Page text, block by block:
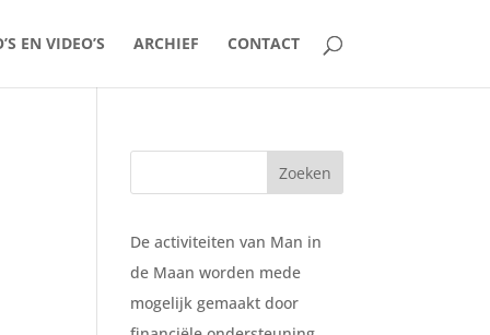
EN VIDEO’S ARCHIEF CONTACT
De activiteiten van Man in
de Maan worden mede
mogelijk gemaakt door